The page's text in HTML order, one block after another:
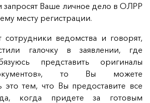
запросят Ваше личное дело в ОЛРР
месту регистрации.
сотрудники ведомства и говорят,
галочку в заявлении, где
представить оригиналы
то Вы можете
это тем, что Вы предоставите все
когда придете за готовым